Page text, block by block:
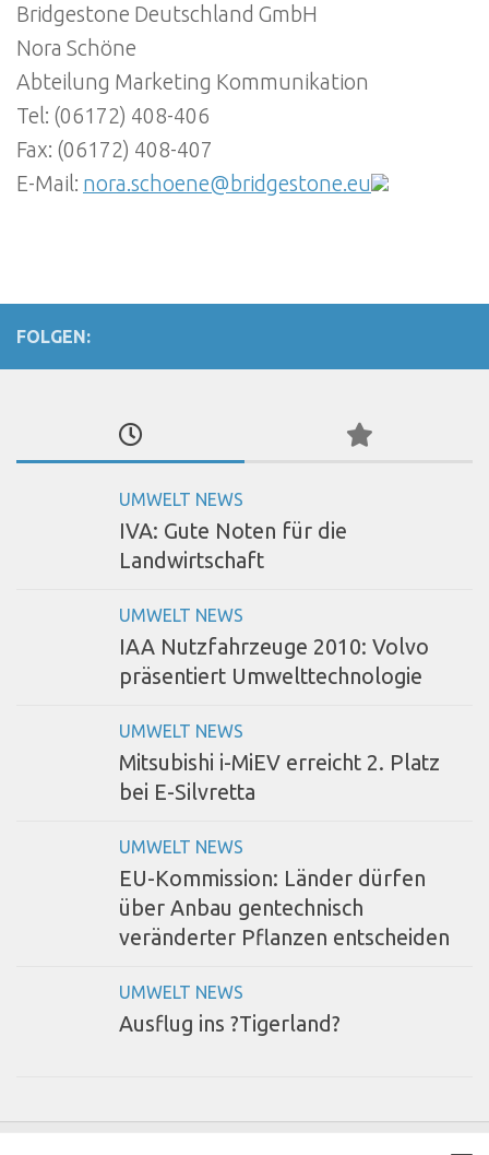
Bridgestone Deutschland GmbH
Nora Schöne
Abteilung Marketing Kommunikation
Tel: (06172) 408-406
Fax: (06172) 408-407
E-Mail: nora.schoene@bridgestone.eu
FOLGEN:
UMWELT NEWS
IVA: Gute Noten für die
Landwirtschaft
UMWELT NEWS
IAA Nutzfahrzeuge 2010: Volvo
präsentiert Umwelttechnologie
UMWELT NEWS
Mitsubishi i-MiEV erreicht 2. Platz
bei E-Silvretta
UMWELT NEWS
EU-Kommission: Länder dürfen
über Anbau gentechnisch
veränderter Pflanzen entscheiden
UMWELT NEWS
Ausflug ins ?Tigerland?